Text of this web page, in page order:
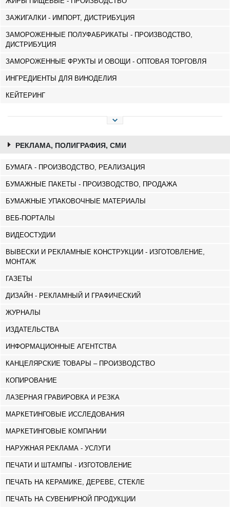
ЗАЖИГАЛКИ - ИМПОРТ, ДИСТРИБУЦИЯ
ЗАМОРОЖЕННЫЕ ПОЛУФАБРИКАТЫ - ПРОИЗВОДСТВО,
ДИСТРИБУЦИЯ
ЗАМОРОЖЕННЫЕ ФРУКТЫ И ОВОЩИ - ОПТОВАЯ ТОРГОВЛЯ
ИНГРЕДИЕНТЫ ДЛЯ ВИНОДЕЛИЯ
КЕЙТЕРИНГ
РЕКЛАМА, ПОЛИГРАФИЯ, СМИ
БУМАГА - ПРОИЗВОДСТВО, РЕАЛИЗАЦИЯ
БУМАЖНЫЕ ПАКЕТЫ - ПРОИЗВОДСТВО, ПРОДАЖА
БУМАЖНЫЕ УПАКОВОЧНЫЕ МАТЕРИАЛЫ
ВЕБ-ПОРТАЛЫ
ВИДЕОСТУДИИ
ВЫВЕСКИ И РЕКЛАМНЫЕ КОНСТРУКЦИИ - ИЗГОТОВЛЕНИЕ,
МОНТАЖ
ГАЗЕТЫ
ДИЗАЙН - РЕКЛАМНЫЙ И ГРАФИЧЕСКИЙ
ЖУРНАЛЫ
ИЗДАТЕЛЬСТВА
ИНФОРМАЦИОННЫЕ АГЕНТСТВА
КАНЦЕЛЯРСКИЕ ТОВАРЫ – ПРОИЗВОДСТВО
КОПИРОВАНИЕ
ЛАЗЕРНАЯ ГРАВИРОВКА И РЕЗКА
МАРКЕТИНГОВЫЕ ИССЛЕДОВАНИЯ
МАРКЕТИНГОВЫЕ КОМПАНИИ
НАРУЖНАЯ РЕКЛАМА - УСЛУГИ
ПЕЧАТИ И ШТАМПЫ - ИЗГОТОВЛЕНИЕ
ПЕЧАТЬ НА КЕРАМИКЕ, ДЕРЕВЕ, СТЕКЛЕ
ПЕЧАТЬ НА СУВЕНИРНОЙ ПРОДУКЦИИ